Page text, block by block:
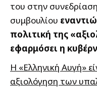
του στην
συμβουλίου
πολιτική της
εφαρμόσει η
Η «Ελληνική Αυγή»
αξιολόγηση των